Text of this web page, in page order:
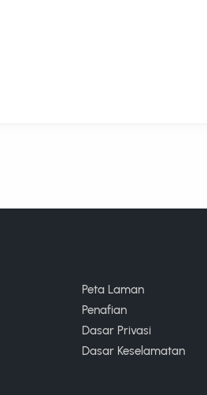
Peta Laman
Penafian
Dasar Privasi
Dasar Keselamatan